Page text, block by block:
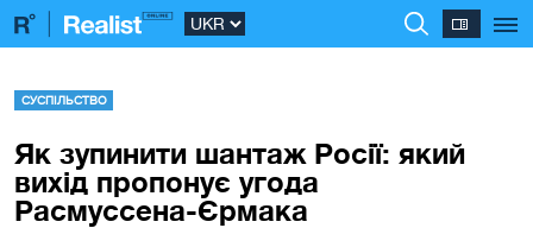
СУСПІЛЬСТВО
Як зупинити шантаж Росії: який
вихід пропонує угода
Расмуссена-Єрмака